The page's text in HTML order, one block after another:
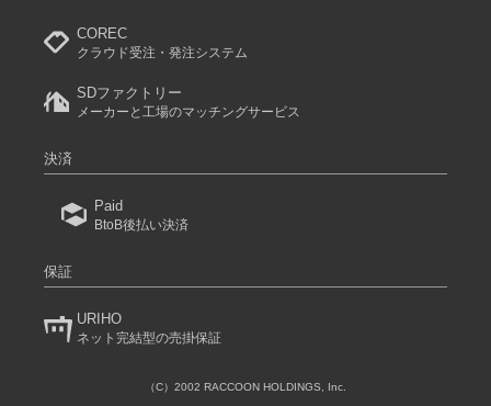
COREC
クラウド受注・発注システム
SDファクトリー
メーカーと工場のマッチングサービス
決済
Paid
BtoB後払い決済
保証
URIHO
ネット完結型の売掛保証
（C）2002 RACCOON HOLDINGS, Inc.